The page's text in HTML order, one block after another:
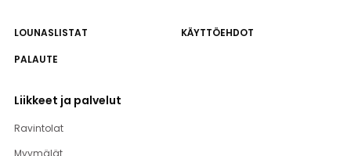
LOUNASLISTAT
KÄYTTÖEHDOT
PALAUTE
Liikkeet ja palvelut
Ravintolat
Myymälät